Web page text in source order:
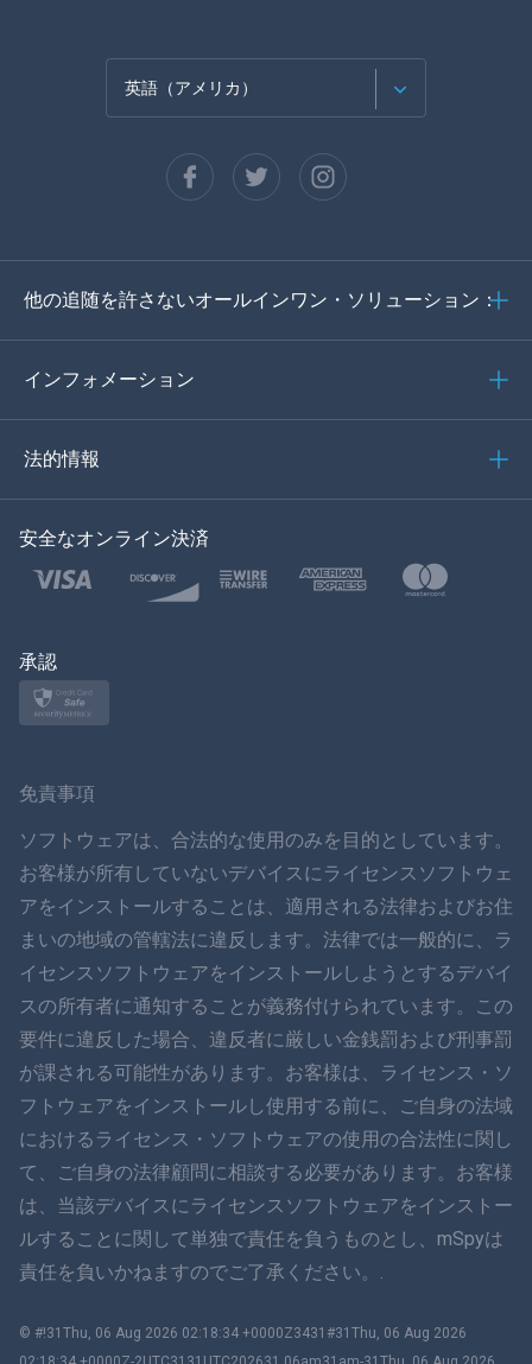
英語（アメリカ）
スペイン語
ドイツ語
イタリア語
トルコ語
ポーランド語
ภาษาไทย
简体中文
ダンスク
हिंदी
עברית
ロマン
Ελληνικά
ベトナム語
繁體中文
他の追随を許さないオールインワン・ソリューション：
インフォメーション
法的情報
安全なオンライン決済
承認
免責事項
ソフトウェアは、合法的な使用のみを目的としています。
お客様が所有していないデバイスにライセンスソフトウェ
アをインストールすることは、適用される法律およびお住
まいの地域の管轄法に違反します。法律では一般的に、ラ
イセンスソフトウェアをインストールしようとするデバイ
スの所有者に通知することが義務付けられています。この
要件に違反した場合、違反者に厳しい金銭罰および刑事罰
が課される可能性があります。お客様は、ライセンス・ソ
フトウェアをインストールし使用する前に、ご自身の法域
におけるライセンス・ソフトウェアの使用の合法性に関し
て、ご自身の法律顧問に相談する必要があります。お客様
は、当該デバイスにライセンスソフトウェアをインストー
ルすることに関して単独で責任を負うものとし、mSpyは
責任を負いかねますのでご了承ください。.
© #!31Thu, 06 Aug 2026 02:18:34 +0000Z3431#31Thu, 06 Aug 2026